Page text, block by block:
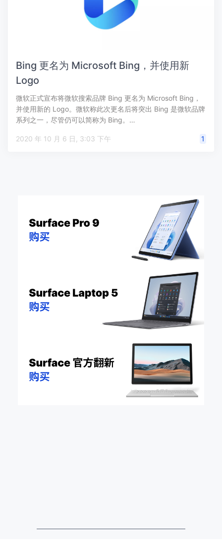
Bing 更名为 Microsoft Bing，并使用新
Logo
微软正式宣布将微软搜索品牌 Bing 更名为 Microsoft Bing，
并使用新的 Logo。微软称此次更名后将突出 Bing 是微软品牌
系列之一，尽管仍可以简称为 Bing。…
2020 年 10 月 6 日, 3:03 下午 1